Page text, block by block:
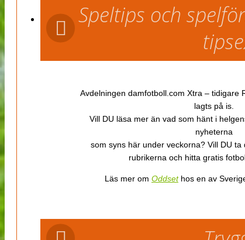
Speltips och
Avdelningen damfotboll.com Xtra – tidigare
lagts på is.
Vill DU läsa mer än vad som hänt i
nyheterna
som syns här under veckorna? Vill DU
rubrikerna och hitta gratis
Läs mer om Oddsethos en av